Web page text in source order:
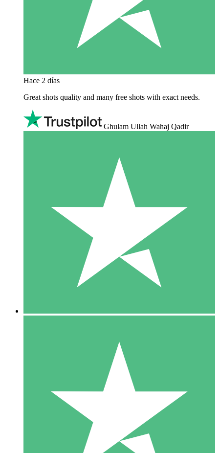
Hace 2 días
Great shots quality and many free shots with exact needs.
Ghulam Ullah Wahaj Qadir